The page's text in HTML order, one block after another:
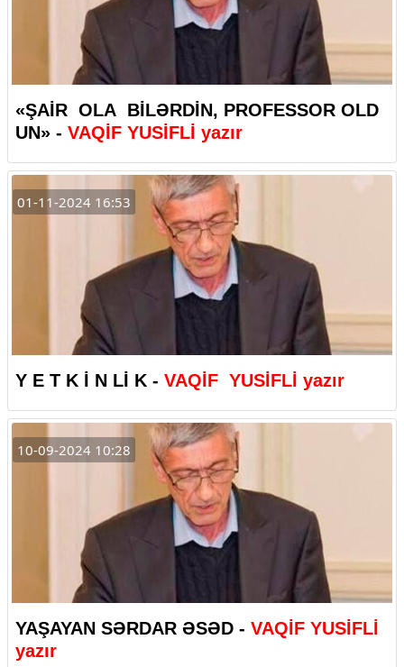
«ŞAİR OLA BİLƏRDİN, PROFESSOR OLD
UN» - VAQİF YUSİFLİ yazır
01-11-2024 16:53
Y E T K İ N Lİ K - VAQİF YUSİFLİ yazır
10-09-2024 10:28
YAŞAYAN SƏRDAR ƏSƏD - VAQİF YUSİFLİ
yazır